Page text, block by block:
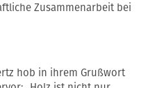
Zusammenarbeit bei
hob in ihrem Grußwort